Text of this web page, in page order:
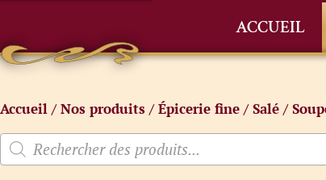
ACCUEIL
Accueil /Nos produits /Épicerie fine /Salé /